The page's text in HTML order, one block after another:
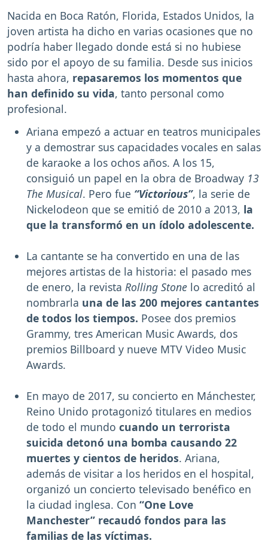
Nacida en Boca Ratón, Florida, Estados Unidos, la
joven artista ha dicho en varias ocasiones que no
podría haber llegado donde está si no hubiese
sido por el apoyo de su familia. Desde sus inicios
hasta ahora, repasaremos los momentos que
han definido su vida, tanto personal como
profesional.
Ariana empezó a actuar en teatros municipales
y a demostrar sus capacidades vocales en salas
de karaoke a los ochos años. A los 15,
consiguió un papel en la obra de Broadway 13
The Musical. Pero fue “Victorious”, la serie de
Nickelodeon que se emitió de 2010 a 2013, la
que la transformó en un ídolo adolescente.
La cantante se ha convertido en una de las
mejores artistas de la historia: el pasado mes
de enero, la revista Rolling Stone lo acreditó al
nombrarla una de las 200 mejores cantantes
de todos los tiempos. Posee dos premios
Grammy, tres American Music Awards, dos
premios Billboard y nueve MTV Video Music
Awards.
En mayo de 2017, su concierto en Mánchester,
Reino Unido protagonizó titulares en medios
de todo el mundo cuando un terrorista
suicida detonó una bomba causando 22
muertes y cientos de heridos. Ariana,
además de visitar a los heridos en el hospital,
organizó un concierto televisado benéfico en
la ciudad inglesa. Con “One Love
Manchester” recaudó fondos para las
familias de las víctimas.